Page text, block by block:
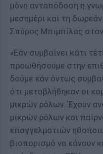
μόνη ανταπόδοση η
μεσημέρι και τη
Σπύρος Μπιμπίλας
«Εάν συμβαίνει κάτι
προωθήσουμε στην
δούμε εάν όντως
ότι μεταβλήθηκαν οι
μικρών ρόλων. Έχουν
μικρών ρόλων και
επαγγελματιών
βιοπορισμό να κάνουν